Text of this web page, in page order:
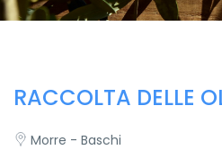
RACCOLTA DELLE
Morre - Baschi